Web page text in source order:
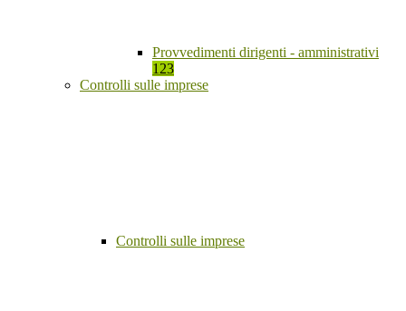
Provvedimenti dirigenti - amministrativi
123
Controlli sulle imprese
Controlli sulle imprese